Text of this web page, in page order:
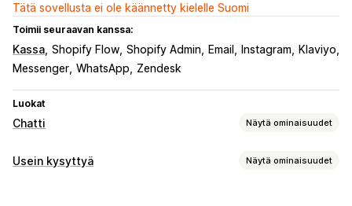
Tätä sovellusta ei ole käännetty kielelle Suomi
Toimii seuraavan kanssa:
Kassa Shopify Flow Shopify Admin Email Instagram
Klaviyo
Messenger WhatsApp Zendesk
Luokat
Chatti Näytä ominaisuudet
Reaaliaikaiset viestit
Usein kysyttyä Näytä ominaisuudet